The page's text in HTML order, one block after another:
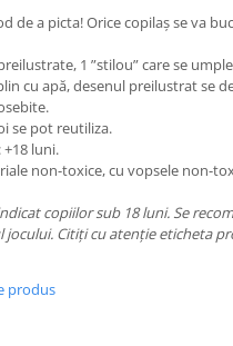
de a picta! Orice copilaș se va
1 ”stilou” care se
cu apă, desenul preilustrat se
se pot reutiliza.
: +18 luni.
non-toxice, cu vopsele non-
copiilor sub 18 luni. Se
Citiți cu atenție eticheta
produs